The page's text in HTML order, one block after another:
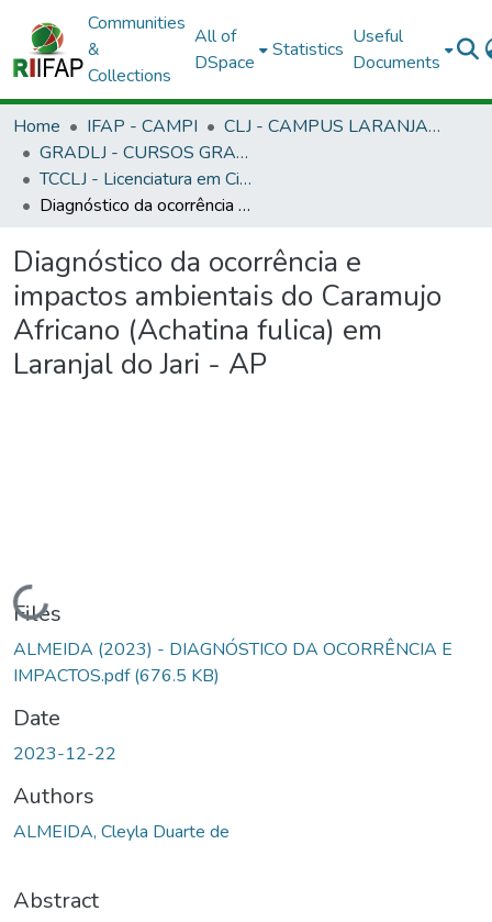
Communities
&
Collections
All of
DSpace
Statistics
Useful
Documents
Home IFAP - CAMPI
CLJ - CAMPUS LARANJAL DO JARI
GRADLJ - CURSOS GRADUAÇÃO - CAMPUS LARANJAL DO JARI
TCCLJ - Licenciatura em Ciências Biológicas
Diagnóstico da ocorrência e impactos ambientais do Caramujo Africano (Achatina fulica) em Laranjal do Jari - AP
Diagnóstico da ocorrência e
impactos ambientais do Caramujo
Africano (Achatina fulica) em
Laranjal do Jari - AP
Loading...
Files
ALMEIDA (2023) - DIAGNÓSTICO DA OCORRÊNCIA E
IMPACTOS.pdf(676.5 KB)
Date
2023-12-22
Authors
ALMEIDA, Cleyla Duarte de
Abstract